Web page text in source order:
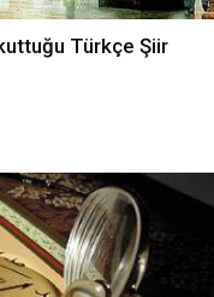
Türkçe Şiir